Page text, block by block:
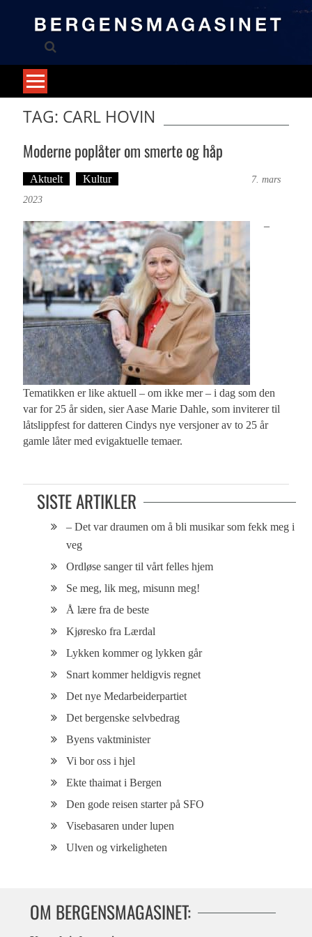
TAG: CARL HOVIN
Moderne poplåter om smerte og håp
Aktuelt Kultur
7. mars
2023
–
Tematikken er like aktuell ­– om ikke mer – i dag som den
var for 25 år siden, sier Aase Marie Dahle, som inviterer til
låtslippfest for datteren Cindys nye versjoner av to 25 år
gamle låter med evigaktuelle temaer.
SISTE ARTIKLER
– Det var draumen om å bli musikar som fekk meg i
veg
Ordløse sanger til vårt felles hjem
Se meg, lik meg, misunn meg!
Å lære fra de beste
Kjøresko fra Lærdal
Lykken kommer og lykken går
Snart kommer heldigvis regnet
Det nye Medarbeiderpartiet
Det bergenske selvbedrag
Byens vaktminister
Vi bor oss i hjel
Ekte thaimat i Bergen
Den gode reisen starter på SFO
Visebasaren under lupen
Ulven og virkeligheten
OM BERGENSMAGASINET: